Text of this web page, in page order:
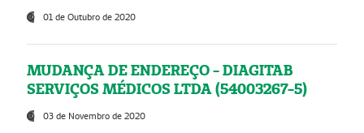
01 de Outubro de 2020
MUDANÇA DE ENDEREÇO - DIAGITAB
SERVIÇOS MÉDICOS LTDA (54003267-5)
03 de Novembro de 2020